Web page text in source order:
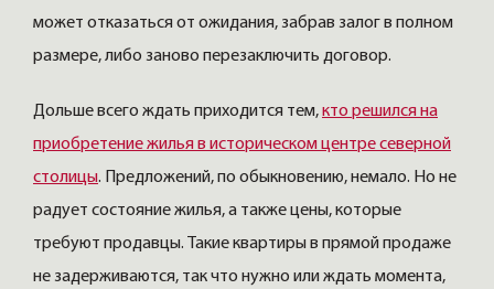
может отказаться от ожидания, забрав залог в полном
размере, либо заново перезаключить договор.
Дольше всего ждать приходится тем,кто решился на
приобретение жилья в историческом центре северной
столицы. Предложений, по обыкновению, немало. Но не
радует состояние жилья, а также цены, которые
требуют продавцы. Такие квартиры в прямой продаже
не задерживаются, так что нужно или ждать момента,